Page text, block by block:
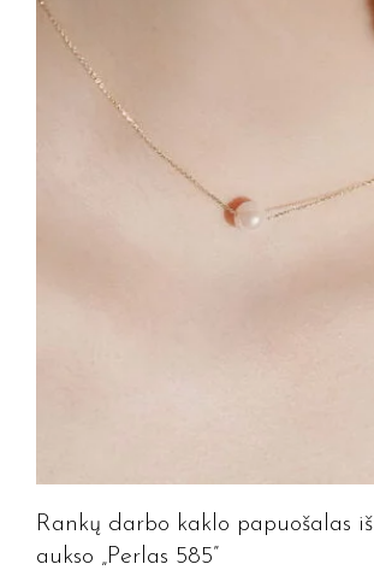
Rankų darbo kaklo papuošalas iš
aukso „Perlas 585”